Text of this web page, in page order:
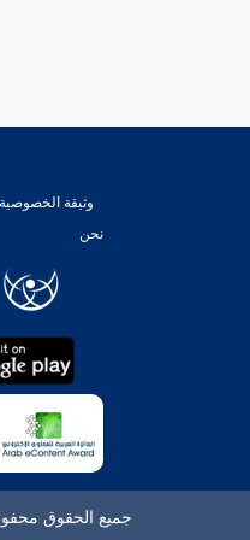
وثيقة الخصوصية
نحن
جميع الحقوق محفوظة © 2026 - 1998